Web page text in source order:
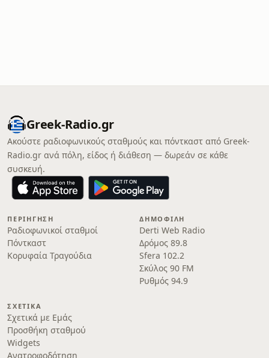
Greek-Radio.gr
Ακούστε ραδιοφωνικούς σταθμούς και πόντκαστ από Greek-
Radio.gr ανά πόλη, είδος ή διάθεση — δωρεάν σε κάθε
συσκευή.
ΠΕΡΙΉΓΗΣΗ
Ραδιοφωνικοί σταθμοί
Πόντκαστ
Κορυφαία Τραγούδια
ΔΗΜΟΦΙΛΉ
Derti Web Radio
Δρόμος 89.8
Sfera 102.2
Σκύλος 90 FM
Ρυθμός 94.9
ΣΧΕΤΙΚΆ
Σχετικά με Εμάς
Προσθήκη σταθμού
Widgets
Ανατροφοδότηση